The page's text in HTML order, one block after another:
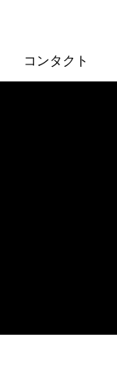
コンタクト